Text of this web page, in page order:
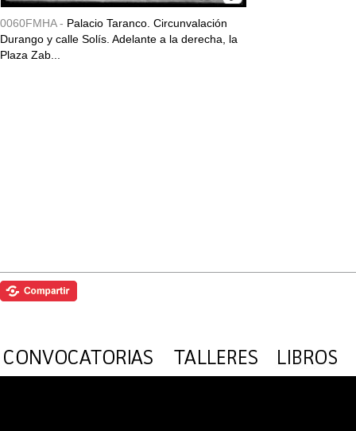
0060FMHA - Palacio Taranco. Circunvalación
Durango y calle Solís. Adelante a la derecha, la
Plaza Zab...